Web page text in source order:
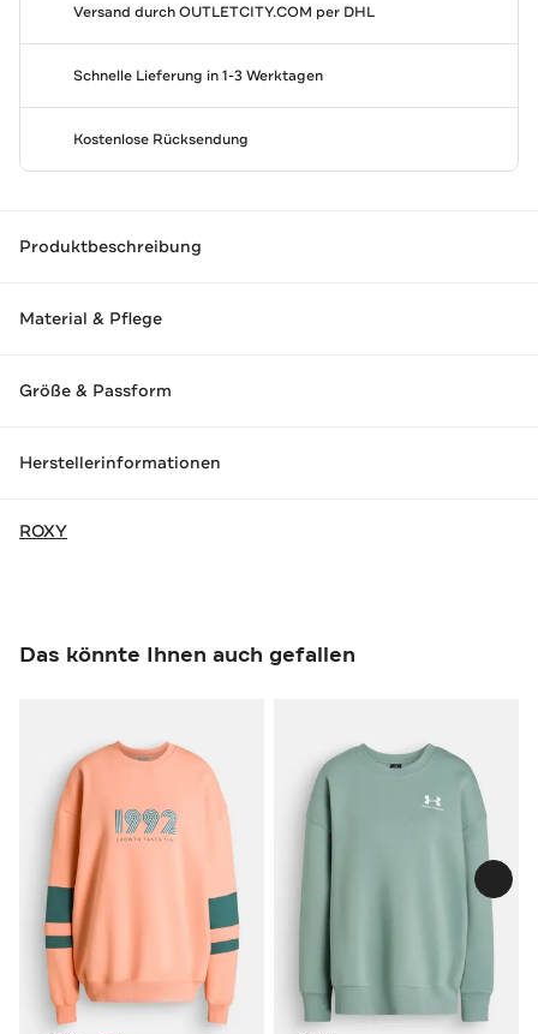
Versand durchOUTLETCITY.COM per DHL
Schnelle Lieferung in 1-3 Werktagen
Kostenlose Rücksendung
Produktbeschreibung
Material & Pflege
Größe & Passform
Herstellerinformationen
ROXY
Das könnte Ihnen auch gefallen